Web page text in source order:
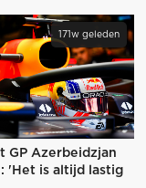
171w geleden
GP Azerbeidzjan
'Het is altijd lastig